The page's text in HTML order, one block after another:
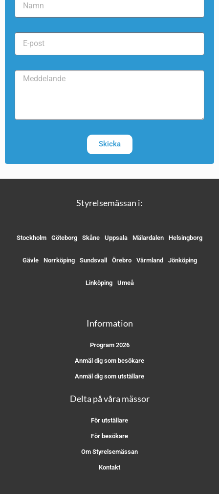
Skicka
Styrelsemässan i:
Stockholm Göteborg Skåne Uppsala Mälardalen Helsingborg
Gävle Norrköping Sundsvall Örebro Värmland Jönköping
Linköping Umeå
Information
Program 2026
Anmäl dig som besökare
Anmäl dig som utställare
Delta på våra mässor
För utställare
För besökare
Om Styrelsemässan
Kontakt